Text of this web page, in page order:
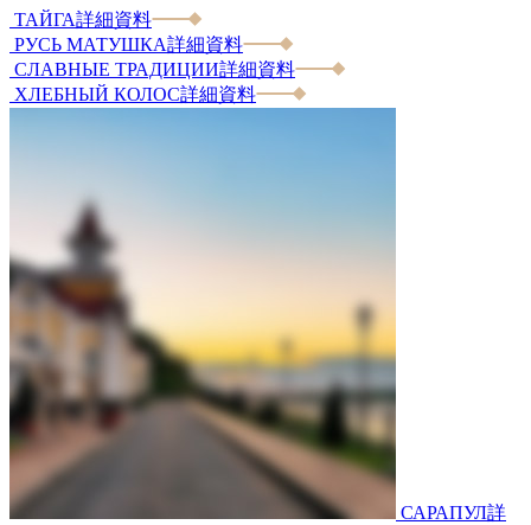
ТАЙГА詳細資料
РУСЬ МАТУШКА詳細資料
СЛАВНЫЕ ТРАДИЦИИ詳細資料
ХЛЕБНЫЙ КОЛОС詳細資料
САРАПУЛ詳